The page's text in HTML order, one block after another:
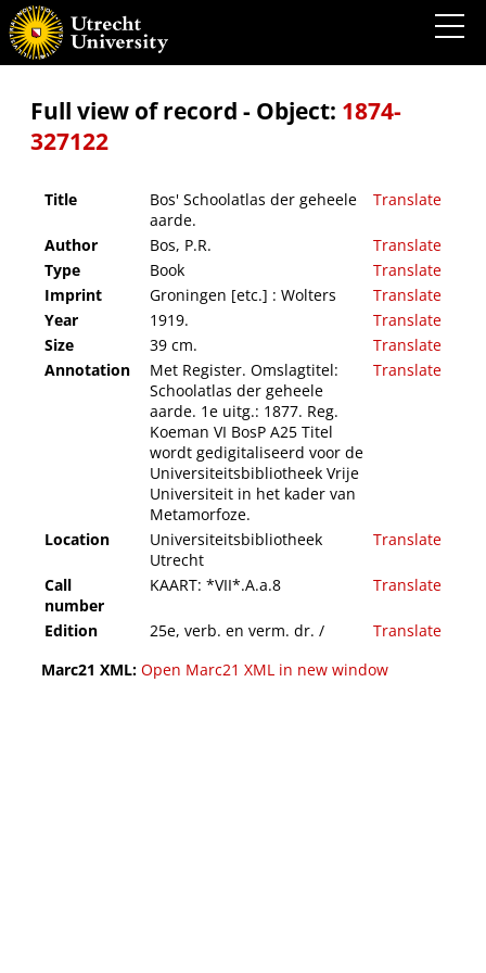
Bos' Schoolatlas der geheele aarde.
Full view of record - Object: 1874-
327122
Title
Bos' Schoolatlas der geheele
aarde.
Translate
Author Bos, P.R.
Translate
Type
Book
Translate
Imprint
Groningen [etc.] : Wolters
Translate
Year
1919.
Translate
Size
39 cm.
Translate
Annotation
Met Register. Omslagtitel:
Schoolatlas der geheele
aarde. 1e uitg.: 1877. Reg.
Koeman VI BosP A25 Titel
wordt gedigitaliseerd voor de
Universiteitsbibliotheek Vrije
Universiteit in het kader van
Metamorfoze.
Translate
Location
Universiteitsbibliotheek
Utrecht
Translate
Call
number
KAART: *VII*.A.a.8 Translate
Edition 25e, verb. en verm. dr. /
Translate
Marc21 XML: Open Marc21 XML in new window